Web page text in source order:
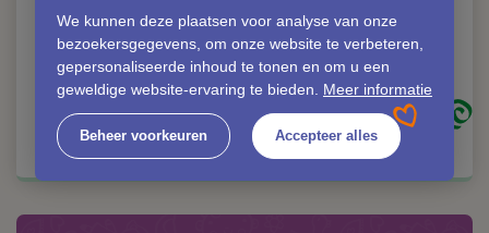
We kunnen deze plaatsen voor analyse van onze
bezoekersgegevens, om onze website te verbeteren,
gepersonaliseerde inhoud te tonen en om u een
geweldige website-ervaring te bieden. Meer informatie
Beheer voorkeuren Accepteer alles
Nelly van Spaandonk
06-42353529
nelly.van.spaandonk@lunavi.nl
Kom in contact